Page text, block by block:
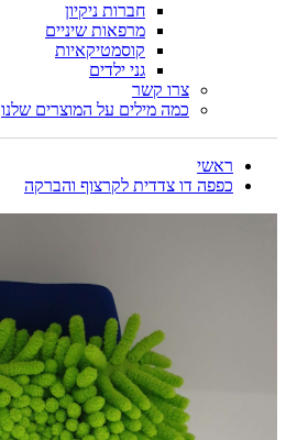
חברות ניקיון
מרפאות שיניים
קוסמטיקאיות
גני ילדים
צרו קשר
כמה מילים על המוצרים שלנו
ראשי
כפפה דו צדדית לקרצוף והברקה